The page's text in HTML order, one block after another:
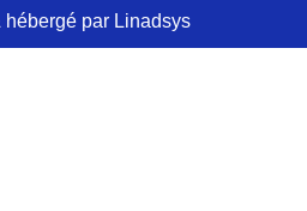
hébergé par Linadsys